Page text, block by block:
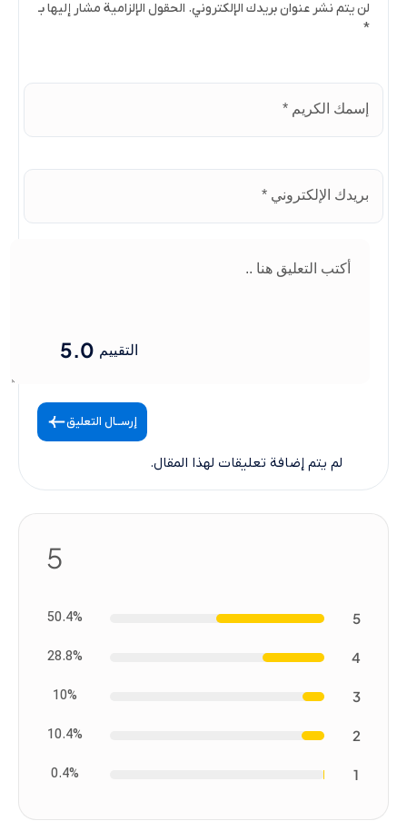
لن يتم نشر عنوان بريدك الإلكتروني. الحقول الإلزامية مشار إليها بـ
*
التقييم 5.0
إرســال التعليق
لم يتم إضافة تعليقات لهذا المقال.
5
5
50.4%
4
28.8%
3
10%
2
10.4%
1
0.4%